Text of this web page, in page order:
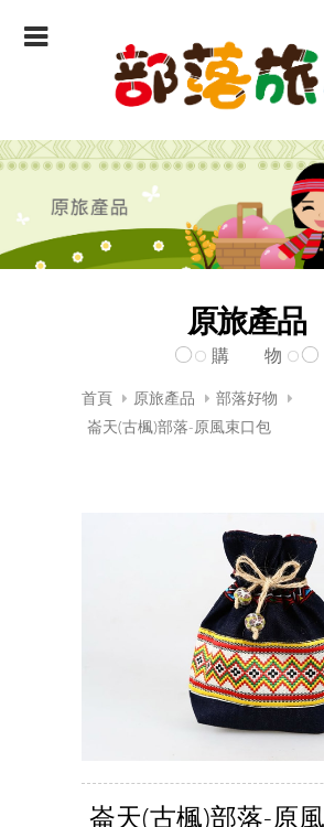
原旅產品
購 物
首頁 原旅產品
部落好物
崙天(古楓)部落-原風束口包
崙天(古楓)部落-原